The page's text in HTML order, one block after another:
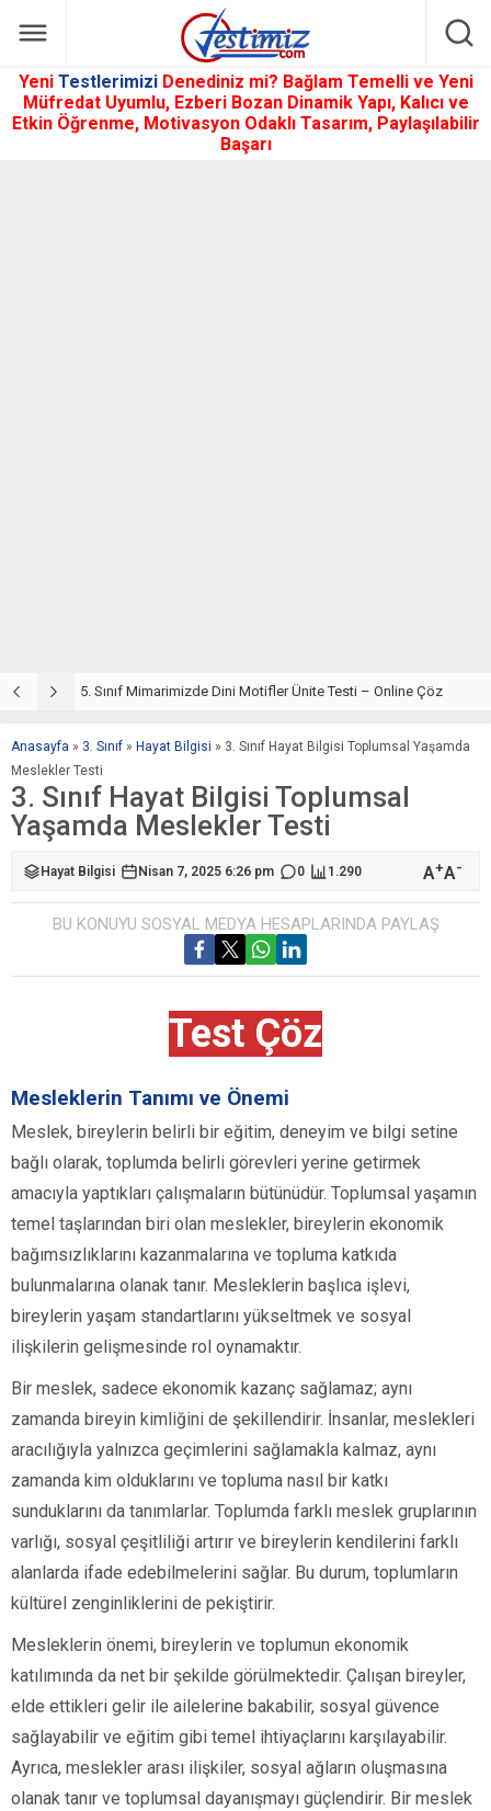
Yeni Testlerimizi Denediniz mi? Bağlam Temelli ve Yeni
Müfredat Uyumlu, Ezberi Bozan Dinamik Yapı, Kalıcı ve
Etkin Öğrenme, Motivasyon Odaklı Tasarım, Paylaşılabilir
Başarı
5. Sınıf Mimarimizde Dini Motifler Ünite Testi – Online Çöz
Anasayfa » 3. Sınıf » Hayat Bilgisi » 3. Sınıf Hayat Bilgisi Toplumsal Yaşamda
Meslekler Testi
3. Sınıf Hayat Bilgisi Toplumsal
Yaşamda Meslekler Testi
Hayat Bilgisi Nisan 7, 2025 6:26 pm 0 1.290 A+A-
BU KONUYU SOSYAL MEDYA HESAPLARINDA PAYLAŞ
Test Çöz
Mesleklerin Tanımı ve Önemi
Meslek, bireylerin belirli bir eğitim, deneyim ve bilgi setine
bağlı olarak, toplumda belirli görevleri yerine getirmek
amacıyla yaptıkları çalışmaların bütünüdür. Toplumsal yaşamın
temel taşlarından biri olan meslekler, bireylerin ekonomik
bağımsızlıklarını kazanmalarına ve topluma katkıda
bulunmalarına olanak tanır. Mesleklerin başlıca işlevi,
bireylerin yaşam standartlarını yükseltmek ve sosyal
ilişkilerin gelişmesinde rol oynamaktır.
Bir meslek, sadece ekonomik kazanç sağlamaz; aynı
zamanda bireyin kimliğini de şekillendirir. İnsanlar, meslekleri
aracılığıyla yalnızca geçimlerini sağlamakla kalmaz, aynı
zamanda kim olduklarını ve topluma nasıl bir katkı
sunduklarını da tanımlarlar. Toplumda farklı meslek gruplarının
varlığı, sosyal çeşitliliği artırır ve bireylerin kendilerini farklı
alanlarda ifade edebilmelerini sağlar. Bu durum, toplumların
kültürel zenginliklerini de pekiştirir.
Mesleklerin önemi, bireylerin ve toplumun ekonomik
katılımında da net bir şekilde görülmektedir. Çalışan bireyler,
elde ettikleri gelir ile ailelerine bakabilir, sosyal güvence
sağlayabilir ve eğitim gibi temel ihtiyaçlarını karşılayabilir.
Ayrıca, meslekler arası ilişkiler, sosyal ağların oluşmasına
olanak tanır ve toplumsal dayanışmayı güçlendirir. Bir meslek